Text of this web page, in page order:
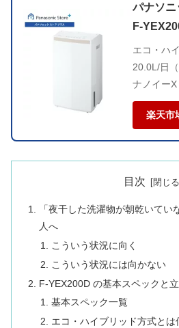
パナソニ
F-
エコ・ハ
20.0L/日
ナノイー
楽天市
目次
「夜干した洗濯物が朝乾いてい
人へ
こういう状況に向く
こういう状況には向かない
F-YEX200D の基本スペックと
基本スペック一覧
エコ・ハイブリッド方式とは